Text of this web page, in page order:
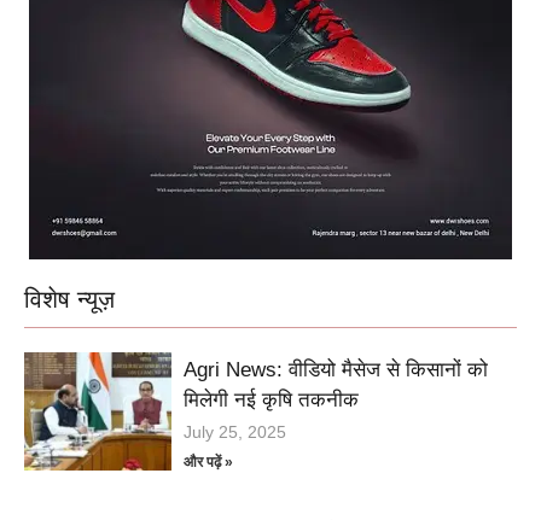
विशेष न्यूज़
Agri News: वीडियो मैसेज से किसानों को
मिलेगी नई कृषि तकनीक
July 25, 2025
और पढ़ें »